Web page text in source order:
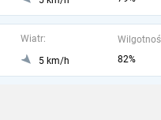
Wiatr:
5 km/h
82%